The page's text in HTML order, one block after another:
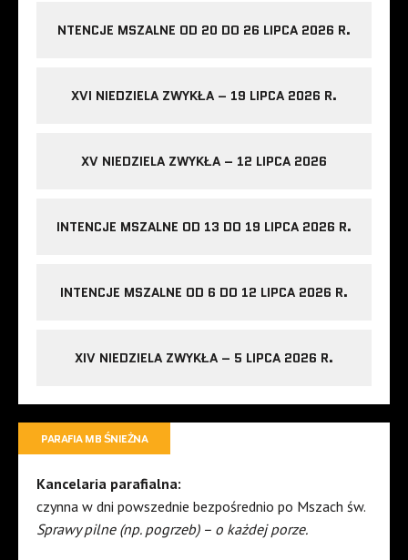
NTENCJE MSZALNE OD 20 DO 26 LIPCA 2026 R.
XVI NIEDZIELA ZWYKŁA – 19 LIPCA 2026 R.
XV NIEDZIELA ZWYKŁA – 12 LIPCA 2026
INTENCJE MSZALNE OD 13 DO 19 LIPCA 2026 R.
INTENCJE MSZALNE OD 6 DO 12 LIPCA 2026 R.
XIV NIEDZIELA ZWYKŁA – 5 LIPCA 2026 R.
PARAFIA MB ŚNIEŻNA
Kancelaria parafialna:
czynna w dni powszednie bezpośrednio po Mszach św.
Sprawy pilne (np. pogrzeb) – o każdej porze.